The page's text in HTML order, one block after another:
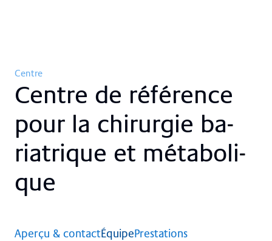
Centre
Cent­re de ré­fé­rence
pour la chir­ur­gie ba­
ria­tri­que et mé­ta­bo­li­
que
Aperçu & contactÉquipePrestations